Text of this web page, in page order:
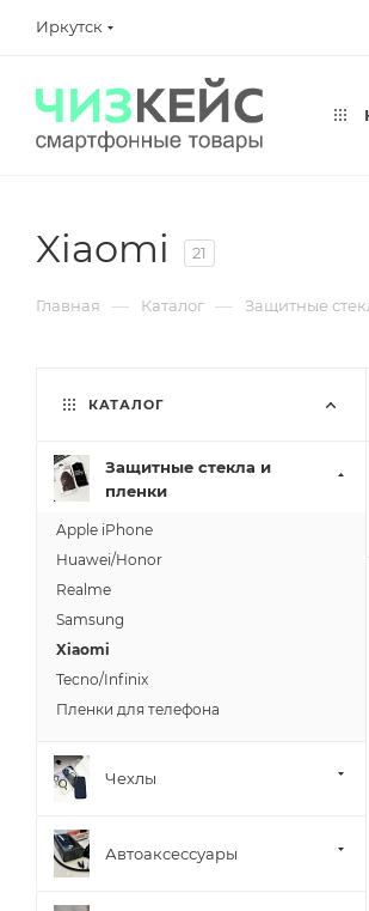
Иркутск
Xiaomi 21
Главная — Каталог — Защитные
КАТАЛОГ
Защитные стекла и
пленки
Apple iPhone
Huawei/Honor
Realme
Samsung
Xiaomi
Tecno/Infinix
Пленки для телефона
Чехлы
Автоаксессуары